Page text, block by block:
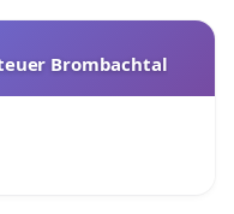
Brombachtal